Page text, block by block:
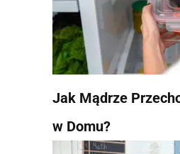
Jak Mądrze
w Domu?